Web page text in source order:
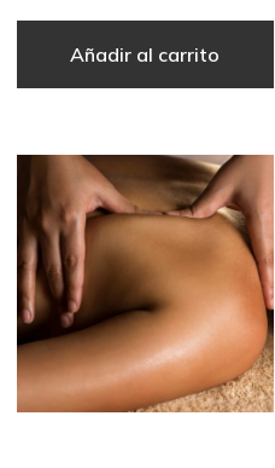
Añadir al carrito